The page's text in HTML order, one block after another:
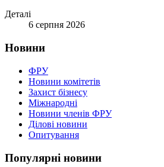
Деталі
6 серпня 2026
Новини
ФРУ
Новини комітетів
Захист бізнесу
Міжнародні
Новини членів ФРУ
Ділові новини
Опитування
Популярні новини